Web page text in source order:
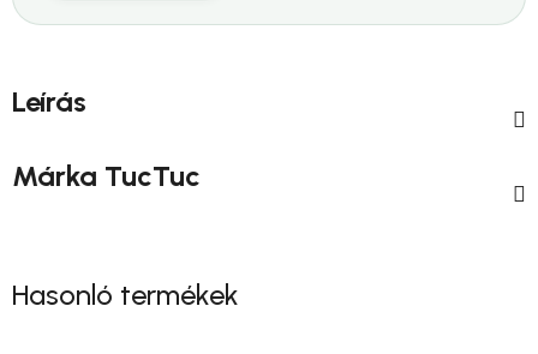
Leírás
Márka TucTuc
Hasonló termékek